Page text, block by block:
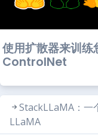
使用扩散器来训练
ControlNet
StackLLaMA：一
LLaMA